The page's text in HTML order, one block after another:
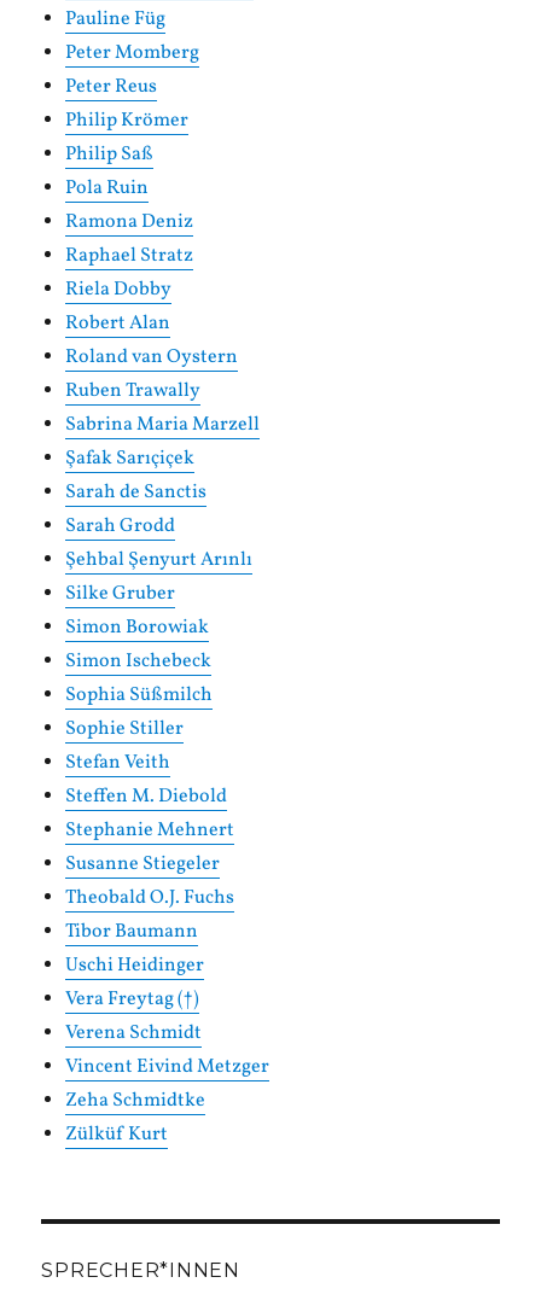
Pauline Füg
Peter Momberg
Peter Reus
Philip Krömer
Philip Saß
Pola Ruin
Ramona Deniz
Raphael Stratz
Riela Dobby
Robert Alan
Roland van Oystern
Ruben Trawally
Sabrina Maria Marzell
Şafak Sarıçiçek
Sarah de Sanctis
Sarah Grodd
Şehbal Şenyurt Arınlı
Silke Gruber
Simon Borowiak
Simon Ischebeck
Sophia Süßmilch
Sophie Stiller
Stefan Veith
Steffen M. Diebold
Stephanie Mehnert
Susanne Stiegeler
Theobald O.J. Fuchs
Tibor Baumann
Uschi Heidinger
Vera Freytag (†)
Verena Schmidt
Vincent Eivind Metzger
Zeha Schmidtke
Zülküf Kurt
SPRECHER*INNEN